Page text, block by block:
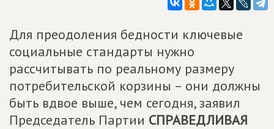
Для преодоления бедности ключевые
социальные стандарты нужно
рассчитывать по реальному размеру
потребительской корзины – они должны
быть вдвое выше, чем сегодня, заявил
Председатель Партии СПРАВЕДЛИВАЯ